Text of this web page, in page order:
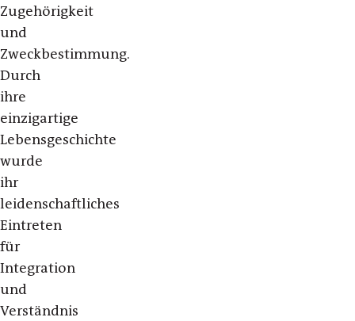
Zugehörigkeit
und
Zweckbestimmung.
Durch
ihre
einzigartige
Lebensgeschichte
wurde
ihr
leidenschaftliches
Eintreten
für
Integration
und
Verständnis